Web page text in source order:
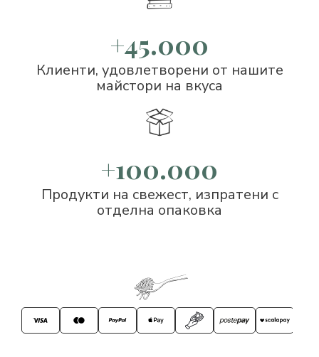
+45.000
Клиенти, удовлетворени от нашите
майстори на вкуса
+100.000
Продукти на свежест, изпратени с
отделна опаковка